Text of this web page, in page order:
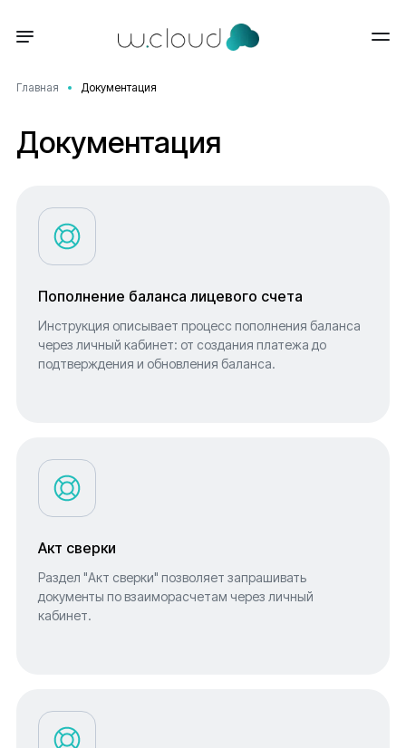
Главная Документация
Документация
Пополнение баланса лицевого счета
Инструкция описывает процесс пополнения баланса
через личный кабинет: от создания платежа до
подтверждения и обновления баланса.
Акт сверки
Раздел "Акт сверки" позволяет запрашивать
документы по взаиморасчетам через личный
кабинет.